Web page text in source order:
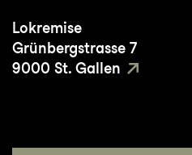
Lokremise
Grünbergstrasse 7
9000 St. Gallen